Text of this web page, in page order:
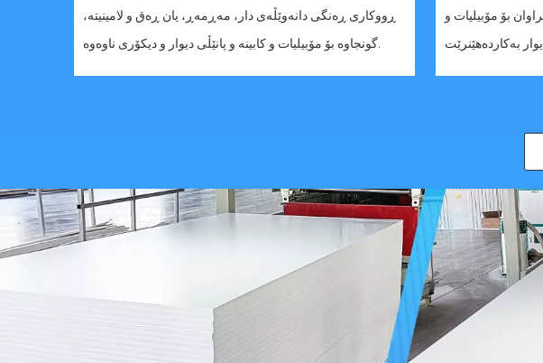
ڕووکاری ڕەنگی دانەوێڵەی دار، مەڕمەڕ، یان ڕەق و لامینیتە،
بۆ مۆبیلیات و